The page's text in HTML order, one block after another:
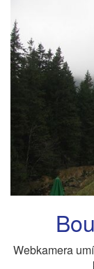
Webkamera